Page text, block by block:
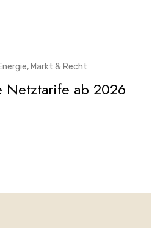
, Markt & Recht
Netztarife ab 2026